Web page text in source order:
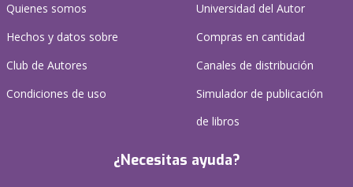
Quienes somos
Hechos y datos sobre
Club de Autores
Condiciones de uso
Universidad del Autor
Compras en cantidad
Canales de distribución
Simulador de publicación
de libros
¿Necesitas ayuda?